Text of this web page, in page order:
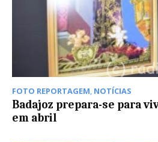
FOTO REPORTAGEM, NOTÍCIAS
Badajoz prepara-se para
em abril